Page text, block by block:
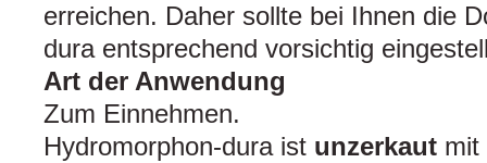
erreichen. Daher sollte bei Ihnen die
dura entsprechend vorsichtig
Art der Anwendung
Zum Einnehmen.
Hydromorphon-dura ist unzerkaut mit